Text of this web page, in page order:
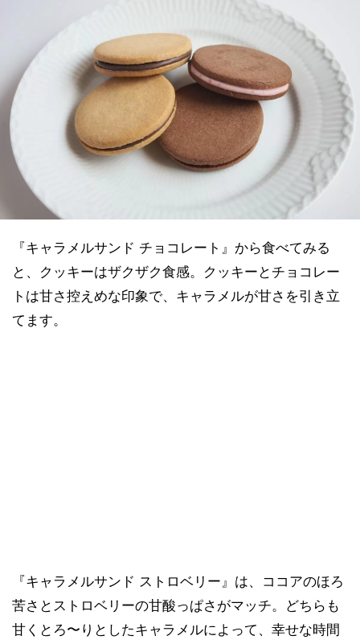
『キャラメルサンド チョコレート』から食べてみる
と、クッキーはザクザク食感。クッキーとチョコレー
トは甘さ控えめな印象で、キャラメルが甘さを引き立
てます。
『キャラメルサンド ストロベリー』は、ココアのほろ
苦さとストロベリーの甘酸っぱさがマッチ。どちらも
甘くとろ〜りとしたキャラメルによって、幸せな時間